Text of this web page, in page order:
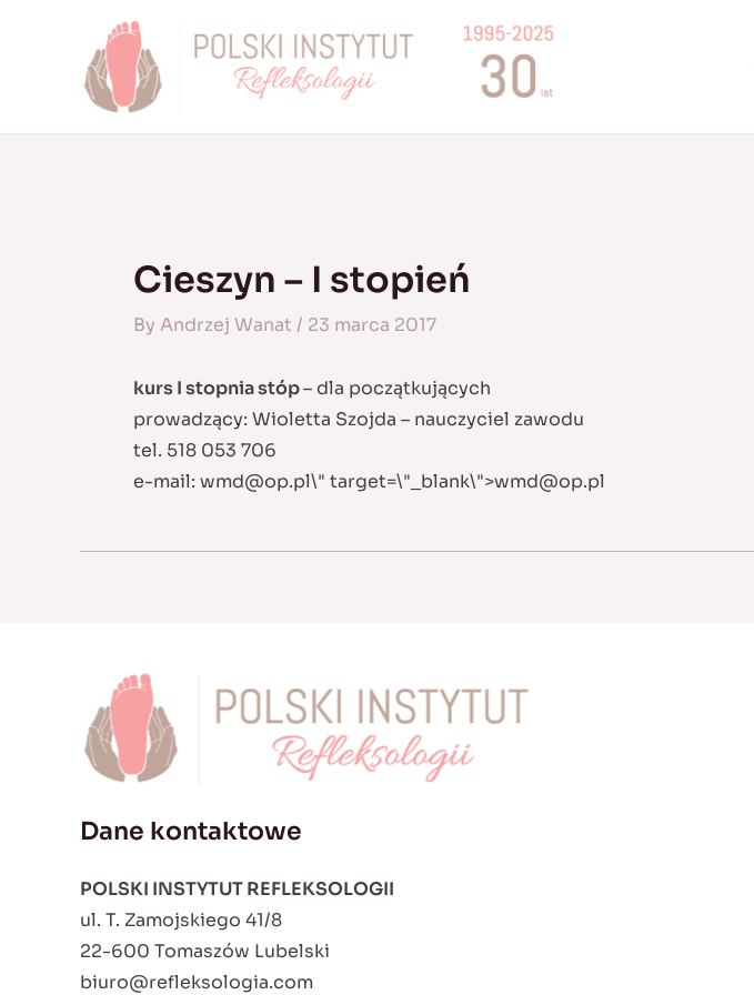
Cieszyn – I stopień
By Andrzej Wanat / 23 marca 2017
kurs I stopnia stóp– dla początkujących
prowadzący: Wioletta Szojda – nauczyciel zawodu
tel. 518 053 706
e-mail: wmd@op.pl\" target=\"_blank\">wmd@op.pl
Dane kontaktowe
POLSKI INSTYTUT REFLEKSOLOGII
ul. T. Zamojskiego 41/8
22-600 Tomaszów Lubelski
biuro@refleksologia.com